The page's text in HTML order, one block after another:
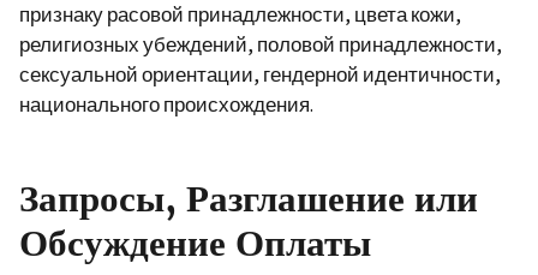
признаку расовой принадлежности, цвета кожи,
религиозных убеждений, половой принадлежности,
сексуальной ориентации, гендерной идентичности,
национального происхождения.
Запросы, Разглашение или
Обсуждение Оплаты